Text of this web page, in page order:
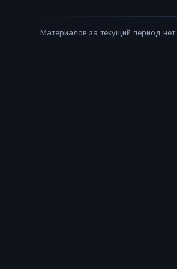
Материалов за текущий период нет.